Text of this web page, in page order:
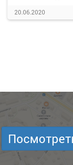
20.06.2020